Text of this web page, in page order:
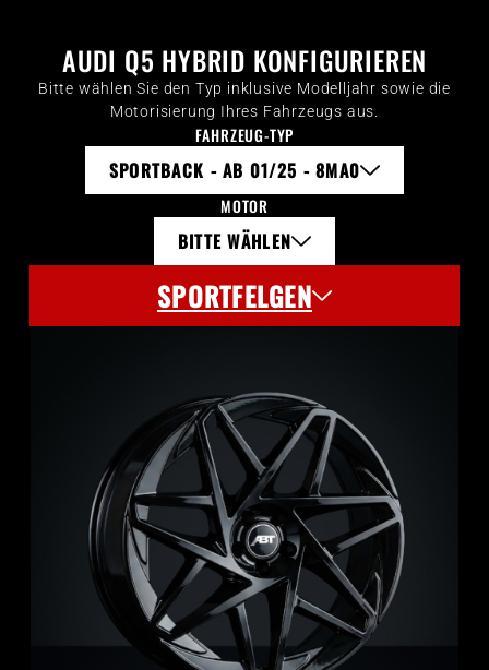
AUDI Q5 HYBRID KONFIGURIEREN
Bitte wählen Sie den Typ inklusive Modelljahr sowie die
Motorisierung Ihres Fahrzeugs aus.
FAHRZEUG-TYP
SPORTBACK - AB 01/25 - 8MA0
MOTOR
BITTE WÄHLEN
SPORTFELGEN